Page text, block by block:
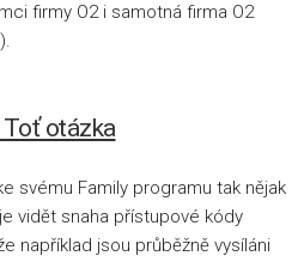
firmy O2 i samotná firma O2
Toť otázka
svému Family programu tak nějak
vidět snaha přístupové kódy
například jsou průběžně vysíláni